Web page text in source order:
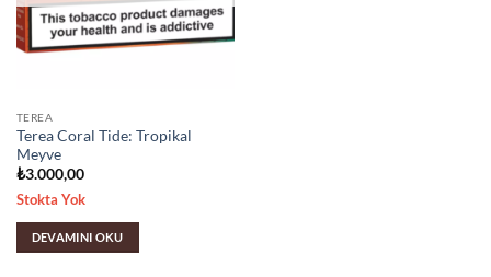
TEREA
Terea Coral Tide: Tropikal
Meyve
₺3.000,00
Stokta Yok
DEVAMINI OKU